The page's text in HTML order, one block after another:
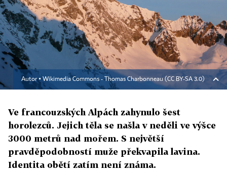
Autor ▪ Wikimedia Commons - Thomas Charbonneau (CC BY-SA 3.0)
Ve francouzských Alpách zahynulo šest
horolezců. Jejich těla se našla v neděli ve výšce
3000 metrů nad mořem. S největší
pravděpodobností muže překvapila lavina.
Identita obětí zatím není známa.